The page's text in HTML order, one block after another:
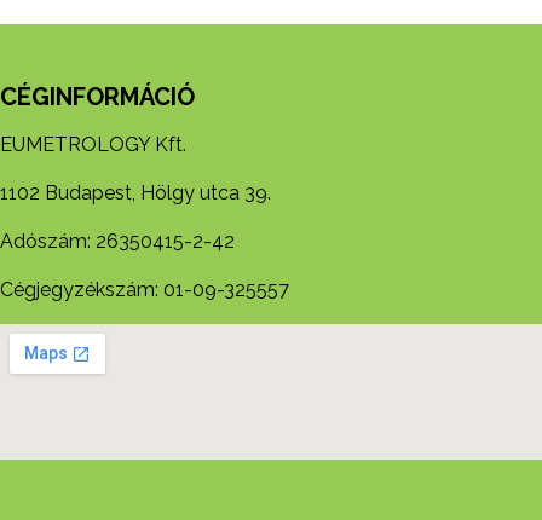
CÉGINFORMÁCIÓ
EUMETROLOGY Kft.
1102 Budapest, Hölgy utca 39.
Adószám: 26350415-2-42
Cégjegyzékszám: 01-09-325557